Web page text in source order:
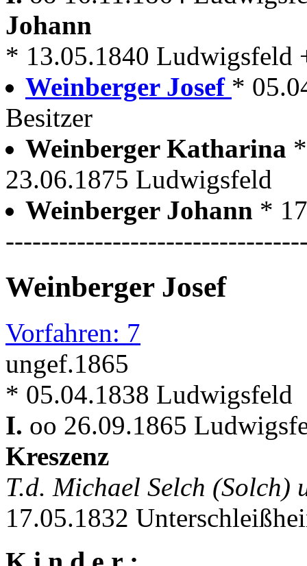
Johann
* 13.05.1840 Ludwigsfeld
Weinberger Josef *
Besitzer
Weinberger Katharina
23.06.1875 Ludwigsfeld
Weinberger Johann *
Weinberger Josef
Vorfahren: 7
ungef.1865
* 05.04.1838 Ludwigsfeld
I. oo 26.09.1865
Kreszenz
T.d. Michael Selch
17.05.1832